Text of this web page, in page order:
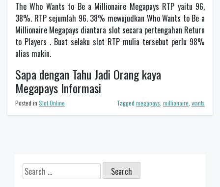
The Who Wants to Be a Millionaire Megapays RTP yaitu 96,
38%. RTP sejumlah 96. 38% mewujudkan Who Wants to Be a
Millionaire Megapays diantara slot secara pertengahan Return
to Players . Buat selaku slot RTP mulia tersebut perlu 98%
alias makin.
Sapa dengan Tahu Jadi Orang kaya
Megapays Informasi
Posted in Slot Online Tagged megapays millionaire wants
Search
for: